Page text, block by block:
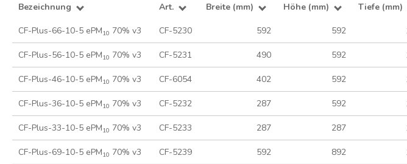
Bezeichnung Art. Breite (mm) Höhe (mm) Tiefe (mm)
CF-Plus-66-10-5 ePM10 70% v3 CF-5230 592 592
CF-Plus-56-10-5 ePM10 70% v3 CF-5231 490 592
CF-Plus-46-10-5 ePM10 70% v3 CF-6054 402 592
CF-Plus-36-10-5 ePM10 70% v3 CF-5232 287 592
CF-Plus-33-10-5 ePM10 70% v3 CF-5233 287 287
CF-Plus-69-10-5 ePM10 70% v3 CF-5239 592 892